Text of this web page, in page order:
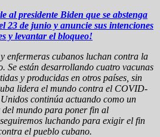
al presidente Biden que se abstenga
23 de junio y anuncie sus intenciones
y levantar el bloqueo!
enfermeras cubanos luchan contra la
Se están desarrollando cuatro vacunas
y producidas en otros países, sin
lidera el mundo contra el COVID-
continúa actuando como un
mundo para poner fin al
luchando para exigir el fin
el pueblo cubano.